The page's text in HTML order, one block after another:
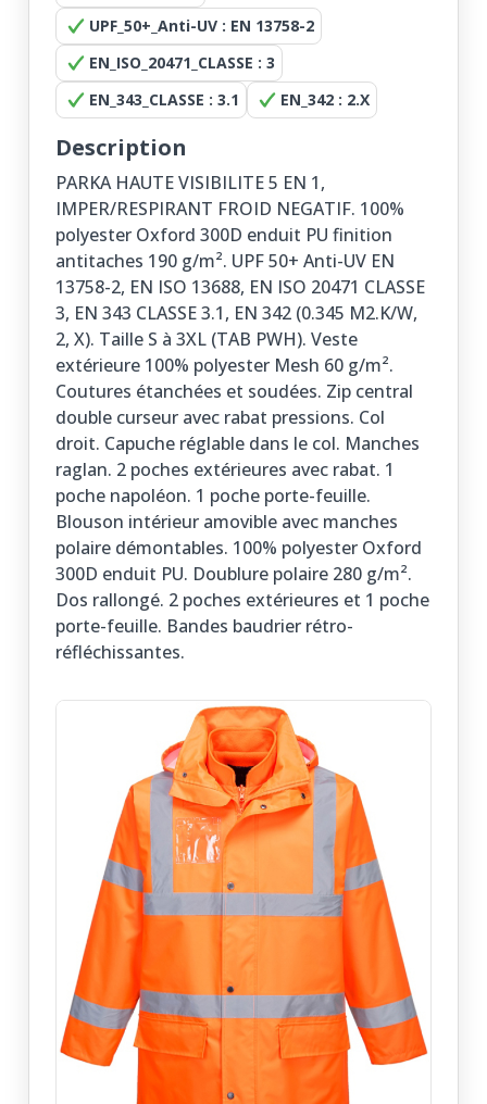
UPF_50+_Anti-UV : EN 13758-2
EN_ISO_20471_CLASSE : 3
EN_343_CLASSE : 3.1
EN_342 : 2.X
Description
PARKA HAUTE VISIBILITE 5 EN 1,
IMPER/RESPIRANT FROID NEGATIF. 100%
polyester Oxford 300D enduit PU finition
antitaches 190 g/m². UPF 50+ Anti-UV EN
13758-2, EN ISO 13688, EN ISO 20471 CLASSE
3, EN 343 CLASSE 3.1, EN 342 (0.345 M2.K/W,
2, X). Taille S à 3XL (TAB PWH). Veste
extérieure 100% polyester Mesh 60 g/m².
Coutures étanchées et soudées. Zip central
double curseur avec rabat pressions. Col
droit. Capuche réglable dans le col. Manches
raglan. 2 poches extérieures avec rabat. 1
poche napoléon. 1 poche porte-feuille.
Blouson intérieur amovible avec manches
polaire démontables. 100% polyester Oxford
300D enduit PU. Doublure polaire 280 g/m².
Dos rallongé. 2 poches extérieures et 1 poche
porte-feuille. Bandes baudrier rétro-
réfléchissantes.